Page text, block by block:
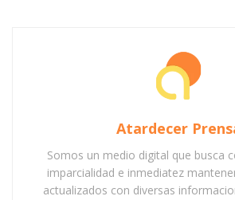
Atardecer
Somos un medio digital que busca
imparcialidad e inmediatez
actualizados con diversas